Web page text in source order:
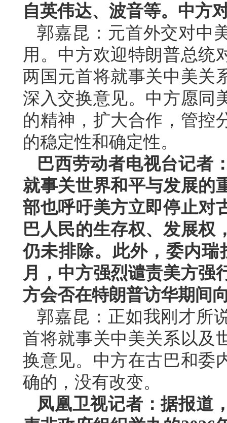
自英伟达、波音等。中方
郭嘉昆：元首外交对中
用。中方欢迎特朗普总统
两国元首将就事关中美关
深入交换意见。中方愿同
的精神，扩大合作，管控
的稳定性和确定性。
巴西劳动者电视台记者
就事关世界和平与发展的
部也呼吁美方立即停止对
巴人民的生存权、发展权
仍未排除。此外，委内
月，中方强烈谴责美方强
方会否在特朗普访华期间
郭嘉昆：正如我刚才所
首将就事关中美关系以及
换意见。中方在古巴和委
确的，没有改变。
凤凰卫视记者：据报道